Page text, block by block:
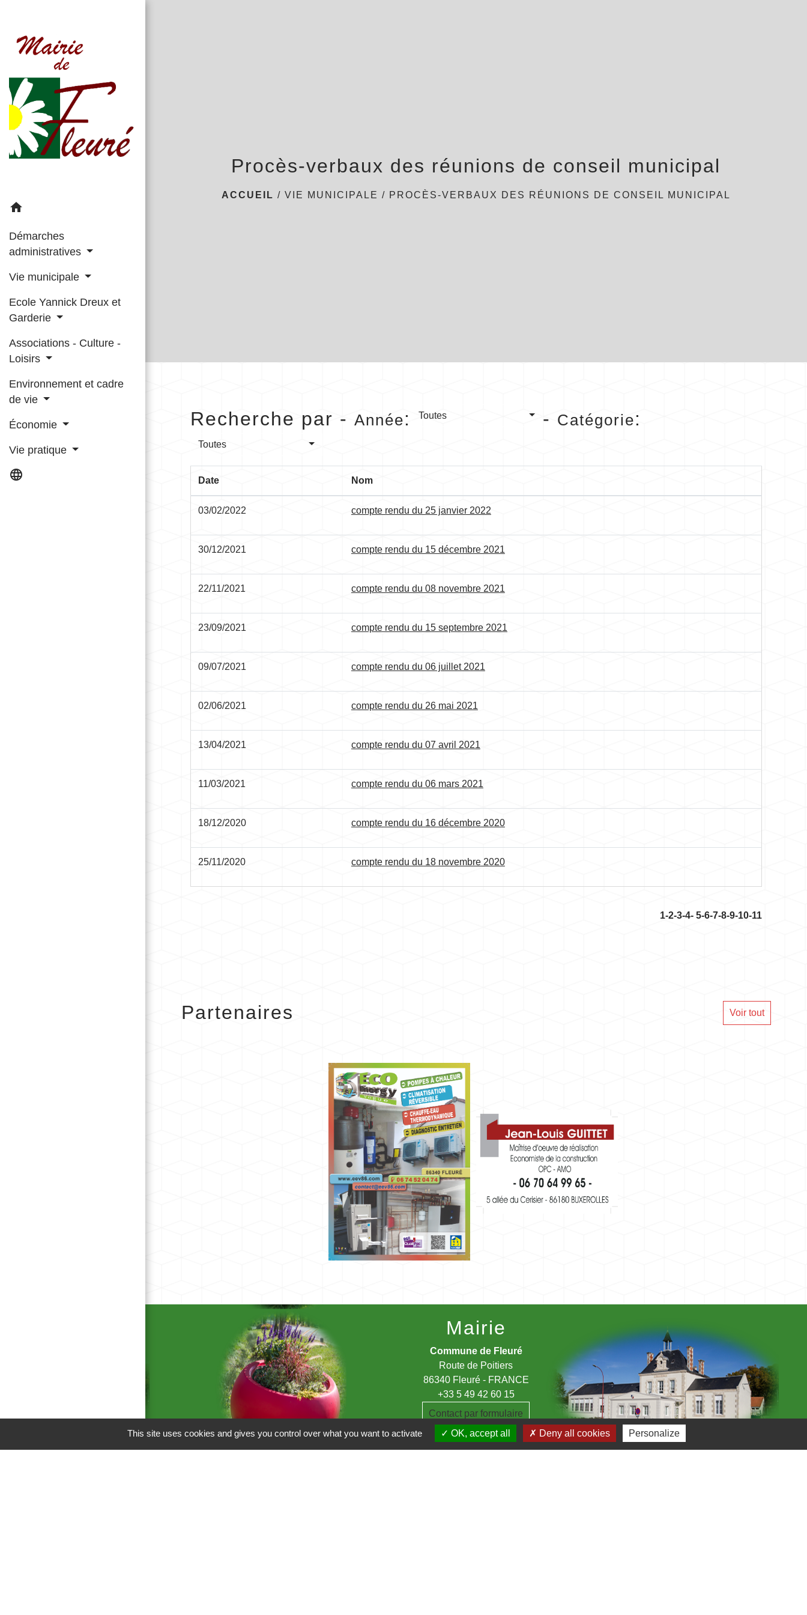
home
Démarches
administratives
Vie municipale
Ecole Yannick Dreux et
Garderie
Associations - Culture -
Loisirs
Environnement et cadre
de vie
Économie
Vie pratique
language
Procès-verbaux des réunions de conseil municipal
ACCUEIL / VIE MUNICIPALE / PROCÈS-VERBAUX DES RÉUNIONS DE CONSEIL MUNICIPAL
Recherche par - Année: Toutes - Catégorie:
Toutes
Date Nom
03/02/2022 compte rendu du 25 janvier 2022
30/12/2021 compte rendu du 15 décembre 2021
22/11/2021 compte rendu du 08 novembre 2021
23/09/2021 compte rendu du 15 septembre 2021
09/07/2021 compte rendu du 06 juillet 2021
02/06/2021 compte rendu du 26 mai 2021
13/04/2021 compte rendu du 07 avril 2021
11/03/2021 compte rendu du 06 mars 2021
18/12/2020 compte rendu du 16 décembre 2020
25/11/2020 compte rendu du 18 novembre 2020
1-2-3-4- 5-6-7-8-9-10-11
Partenaires Voir tout
Mairie
Commune de Fleuré
Route de Poitiers
86340 Fleuré - FRANCE
+33 5 49 42 60 15
Contact par formulaire
This site uses cookies and gives you control over what you want to activate OK, accept all Deny all cookies Personalize